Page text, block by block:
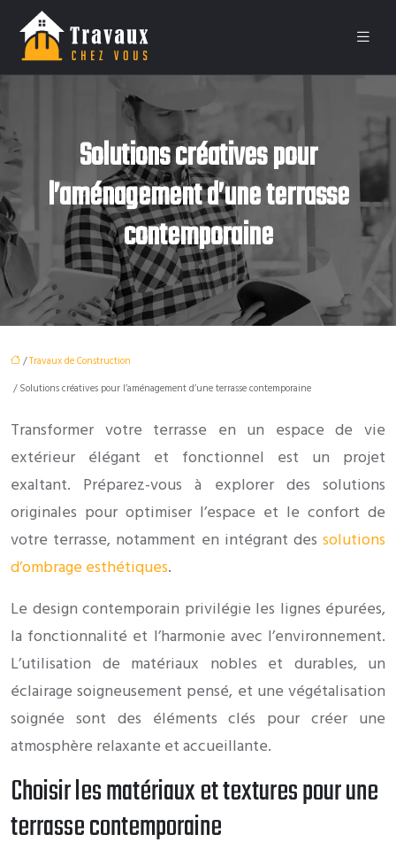
Solutions créatives pour
l’aménagement d’une terrasse
contemporaine
/Travaux de Construction
/ Solutions créatives pour l’aménagement d’une terrasse contemporaine
Transformer votre terrasse en un espace de vie
extérieur élégant et fonctionnel est un projet
exaltant. Préparez-vous à explorer des solutions
originales pour optimiser l’espace et le confort de
votre terrasse, notamment en intégrant des solutions
d’ombrage esthétiques.
Le design contemporain privilégie les lignes épurées,
la fonctionnalité et l’harmonie avec l’environnement.
L’utilisation de matériaux nobles et durables, un
éclairage soigneusement pensé, et une végétalisation
soignée sont des éléments clés pour créer une
atmosphère relaxante et accueillante.
Choisir les matériaux et textures pour une
terrasse contemporaine